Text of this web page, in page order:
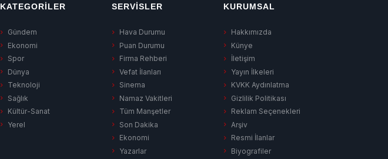
KATEGORILER
Gündem
Ekonomi
Spor
Dünya
Teknoloji
Sağlık
Kültür-Sanat
Yerel
SERVISLER
Hava Durumu
Puan Durumu
Firma Rehberi
Vefat İlanları
Sinema
Namaz Vakitleri
Tüm Manşetler
Son Dakika
Ekonomi
Yazarlar
KURUMSAL
Hakkımızda
Künye
İletişim
Yayın İlkeleri
KVKK Aydınlatma
Gizlilik Politikası
Reklam Seçenekleri
Arşiv
Resmi İlanlar
Biyografiler